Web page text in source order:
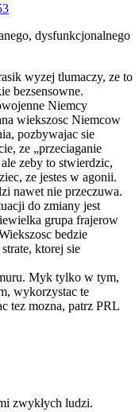
dysfunkcjonalnego
wyzej tlumaczy, ze to
bezsensowne.
Niemcy
wiekszosc Niemcow
pozbywajac sie
ze „przeciaganie
zeby to stwierdzic,
ze jestes w agonii.
nawet nie przeczuwa.
do zmiany jest
grupa frajerow
bedzie
ktorej sie
Myk tylko w tym,
wykorzystac te
tez mozna, patrz PRL
zwykłych ludzi.